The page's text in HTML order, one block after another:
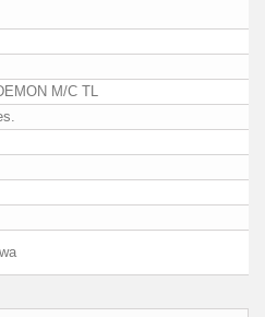
M/C TL